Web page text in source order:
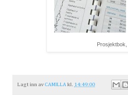
Lagt inn av CAMILLA kl. 14:49:00